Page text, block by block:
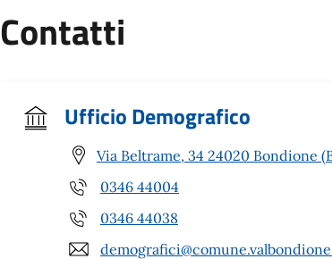
Contatti
Ufficio Demografico
Via Beltrame, 34 24020 Bondione
0346 44004
0346 44038